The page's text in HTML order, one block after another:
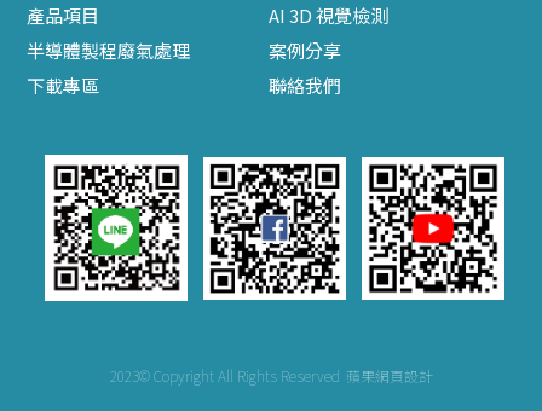
產品項目
AI 3D 視覺檢測
半導體製程廢氣處理
案例分享
下載專區
聯絡我們
2023© Copyright All Rights Reserved 蘋果網頁設計